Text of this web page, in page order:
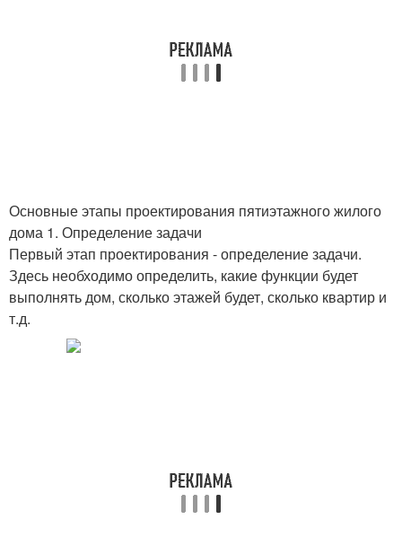
Основные этапы проектирования пятиэтажного жилого
дома 1. Определение задачи
Первый этап проектирования - определение задачи.
Здесь необходимо определить, какие функции будет
выполнять дом, сколько этажей будет, сколько квартир и
т.д.